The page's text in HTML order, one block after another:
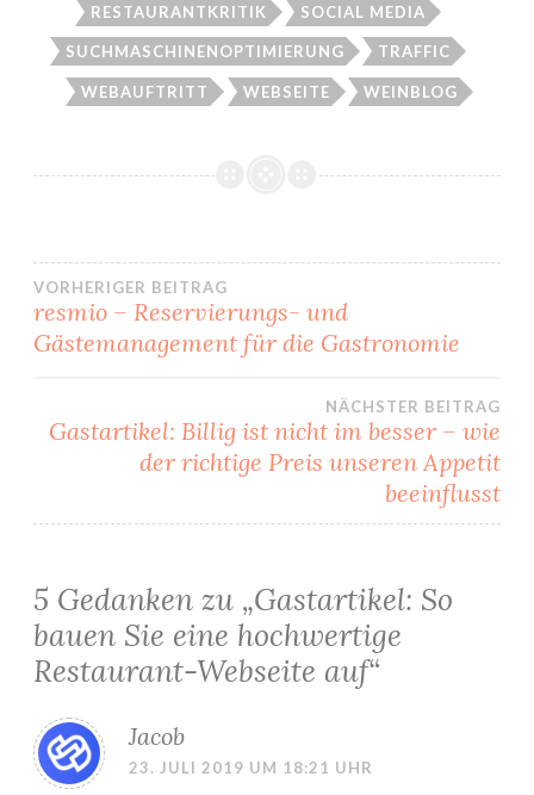
RESTAURANTKRITIK SOCIAL MEDIA
SUCHMASCHINENOPTIMIERUNG TRAFFIC
WEBAUFTRITT WEBSEITE WEINBLOG
Beitrags-
VORHERIGER BEITRAG
resmio – Reservierungs- und
Gästemanagement für die Gastronomie
NÄCHSTER BEITRAG
Gastartikel: Billig ist nicht im besser – wie
der richtige Preis unseren Appetit
beeinflusst
5 Gedanken zu „Gastartikel: So
bauen Sie eine hochwertige
Restaurant-Webseite auf“
Jacob
23. JULI 2019 UM 18:21 UHR